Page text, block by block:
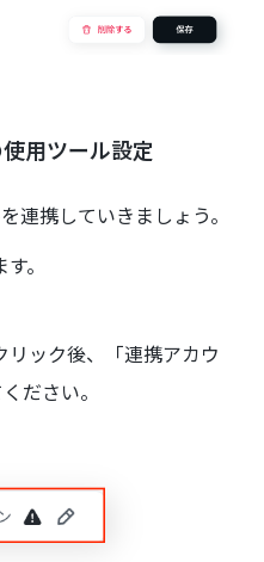
用ツール設定
連携していきましょう。
。
ック後、「連携アカウ
ださい。